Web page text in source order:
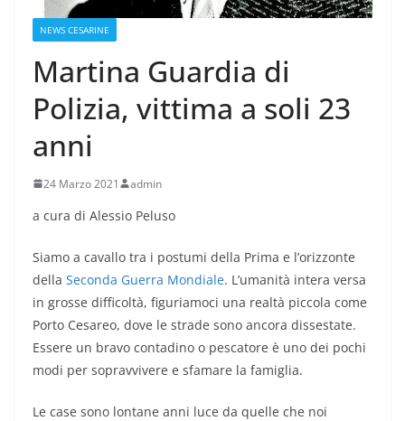
NEWS CESARINE
Martina Guardia di
Polizia, vittima a soli 23
anni
24 Marzo 2021 admin
a cura di Alessio Peluso
Siamo a cavallo tra i postumi della Prima e l’orizzonte
della Seconda Guerra Mondiale. L’umanità intera versa
in grosse difficoltà, figuriamoci una realtà piccola come
Porto Cesareo, dove le strade sono ancora dissestate.
Essere un bravo contadino o pescatore è uno dei pochi
modi per sopravvivere e sfamare la famiglia.
Le case sono lontane anni luce da quelle che noi